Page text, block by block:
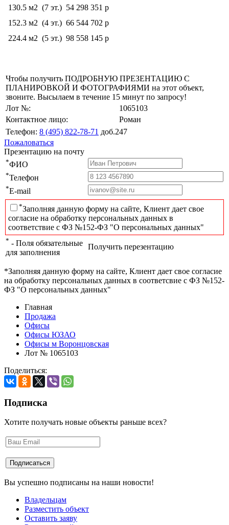
130.5 м2 (7 эт.) 54 298 351 р
152.3 м2 (4 эт.) 66 544 702 р
224.4 м2 (5 эт.) 98 558 145 р
Чтобы получить ПОДРОБНУЮ ПРЕЗЕНТАЦИЮ С
ПЛАНИРОВКОЙ И ФОТОГРАФИЯМИ на этот объект,
звоните. Высылаем в течение 15 минут по запросу!
Лот №:
1065103
Контактное лицо:
Роман
Телефон: 8 (495) 822-78-71 доб.247
Пожаловаться
Презентацию на почту
*ФИО
*Телефон
*E-mail
*Заполняя данную форму на сайте, Клиент дает свое
согласие на обработку персональных данных в
соответствие с ФЗ №152-ФЗ "О персональных данных"
* - Поля обязательные
для заполнения
Получить перезентацию
*Заполняя данную форму на сайте, Клиент дает свое согласие
на обработку персональных данных в соответсвие с ФЗ №152-
ФЗ "О персональных данных"
Главная
Продажа
Офисы
Офисы ЮЗАО
Офисы м Воронцовская
Лот № 1065103
Поделиться:
Подписка
Хотите получать новые объекты раньше всех?
Вы успешно подписаны на наши новости!
Владельцам
Разместить объект
Оставить заяву